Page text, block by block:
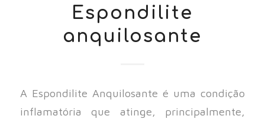
Espondilite
anquilosante
A Espondilite Anquilosante é uma condição
inflamatória que atinge, principalmente,